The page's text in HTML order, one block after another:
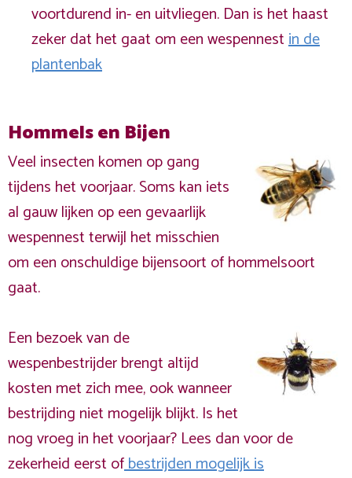
voortdurend in- en uitvliegen. Dan is het haast
zeker dat het gaat om een wespennestin de
plantenbak
Hommels en Bijen
Veel insecten komen op gang
tijdens het voorjaar. Soms kan iets
al gauw lijken op een gevaarlijk
wespennest terwijl het misschien
om een onschuldige bijensoort of hommelsoort
gaat.
Een bezoek van de
wespenbestrijder brengt altijd
kosten met zich mee, ook wanneer
bestrijding niet mogelijk blijkt. Is het
nog vroeg in het voorjaar? Lees dan voor de
zekerheid eerst ofbestrijden mogelijk is